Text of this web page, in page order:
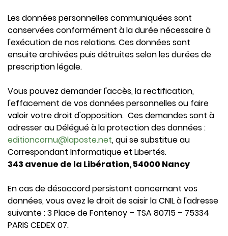
Les données personnelles communiquées sont
conservées conformément à la durée nécessaire à
l'exécution de nos relations. Ces données sont
ensuite archivées puis détruites selon les durées de
prescription légale.
Vous pouvez demander l'accès, la rectification,
l'effacement de vos données personnelles ou faire
valoir votre droit d'opposition. Ces demandes sont à
adresser au Délégué à la protection des données :
editioncornu@laposte.net, qui se substitue au
Correspondant Informatique et Libertés.
343 avenue de la Libération, 54000 Nancy
En cas de désaccord persistant concernant vos
données, vous avez le droit de saisir la CNIL à l'adresse
suivante : 3 Place de Fontenoy – TSA 80715 – 75334
PARIS CEDEX 07.